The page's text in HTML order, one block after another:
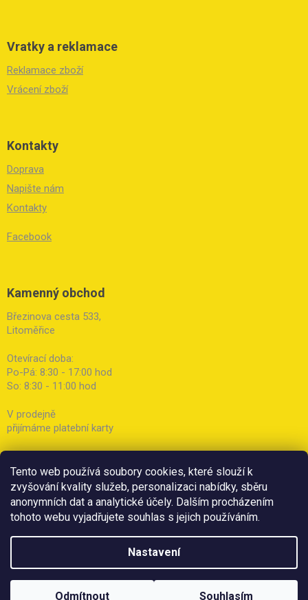
Tento web používá soubory cookies, které slouží k
zvyšování kvality služeb, personalizaci nabídky, sběru
anonymních dat a analytické účely. Dalším procházením
tohoto webu vyjadřujete souhlas s jejich používáním.
Nastavení
Odmítnout Souhlasím
Vratky a reklamace
Reklamace zboží
Vrácení zboží
Kontakty
Doprava
Napište nám
Kontakty
Facebook
Kamenný obchod
Březinova cesta 533,
Litoměřice
Otevírací doba:
Po-Pá: 8:30 - 17:00 hod
So: 8:30 - 11:00 hod
V prodejně
přijímáme platební karty